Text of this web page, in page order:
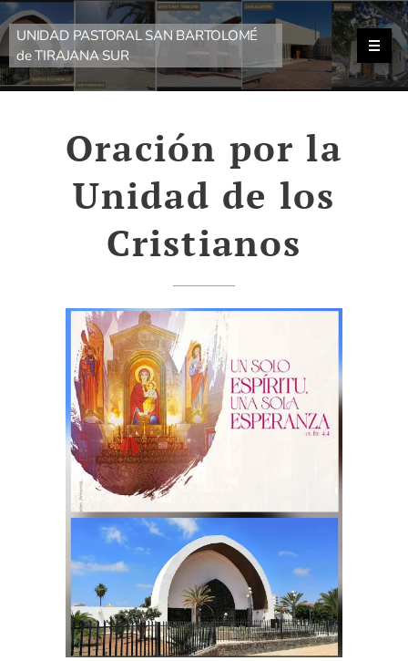
UNIDAD PASTORAL SAN BARTOLOMÉ
de TIRAJANA SUR
Oración por la
Unidad de los
Cristianos